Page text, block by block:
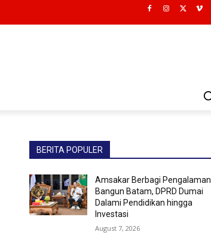
BERITA POPULER
Amsakar Berbagi Pengalaman
Bangun Batam, DPRD Dumai
Dalami Pendidikan hingga
Investasi
August 7, 2026